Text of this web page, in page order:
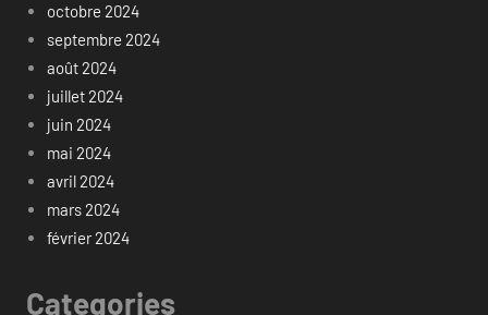
octobre 2024
septembre 2024
août 2024
juillet 2024
juin 2024
mai 2024
avril 2024
mars 2024
février 2024
Categories